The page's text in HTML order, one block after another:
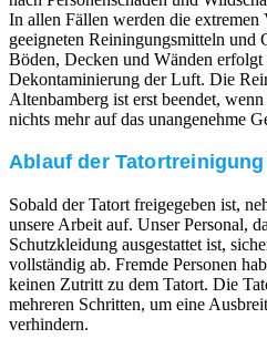
In allen Fällen werden die extremen
geeigneten Reiningungsmitteln und
Böden, Decken und Wänden erfolgt
Dekontaminierung der Luft. Die
Altenbamberg ist erst beendet,
nichts mehr auf das unangenehme
Ablauf der
Sobald der Tatort freigegeben ist,
unsere Arbeit auf. Unser Personal,
Schutzkleidung ausgestattet ist,
vollständig ab. Fremde Personen
keinen Zutritt zu dem Tatort. Die
mehreren Schritten, um eine
verhindern.